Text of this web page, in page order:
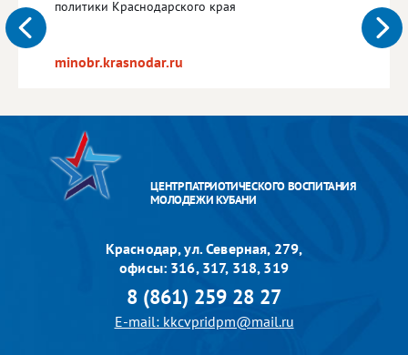
политики Краснодарского края
minobr.krasnodar.ru
ЦЕНТР ПАТРИОТИЧЕСКОГО ВОСПИТАНИЯ
МОЛОДЕЖИ КУБАНИ
Краснодар, ул. Северная, 279,
офисы: 316, 317, 318, 319
8 (861) 259 28 27
E-mail: kkcvpridpm@mail.ru